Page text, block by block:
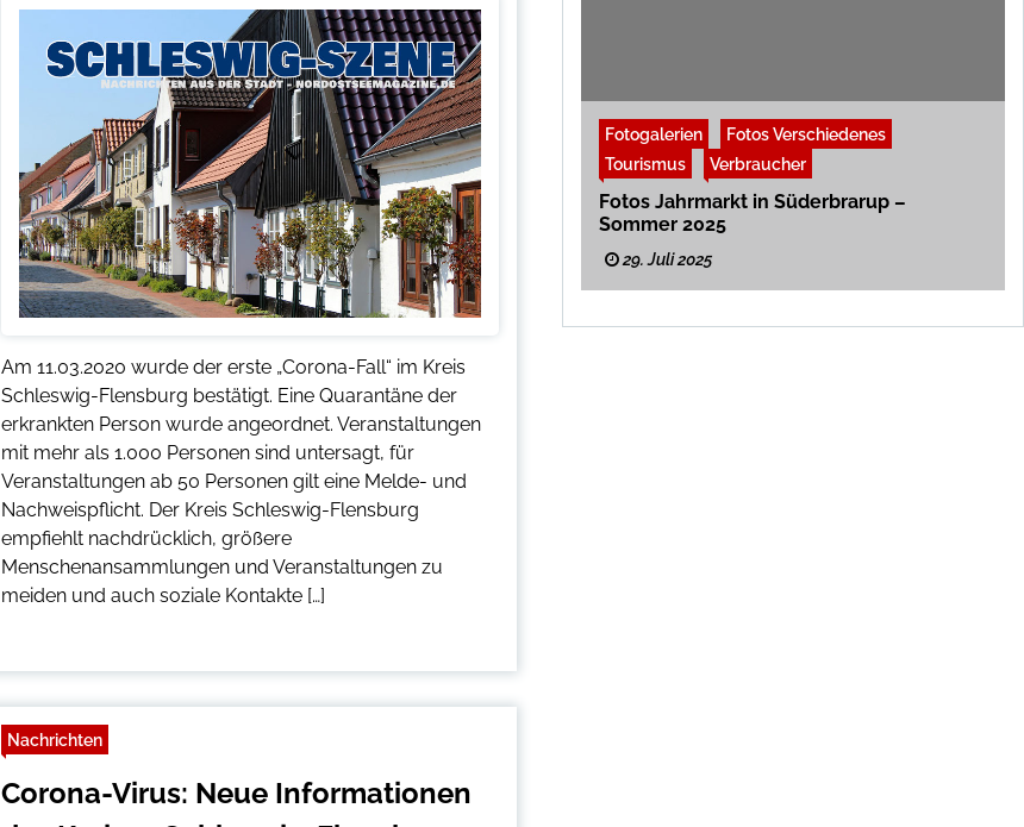
Am 11.03.2020 wurde der erste „Corona-Fall“ im Kreis
Schleswig-Flensburg bestätigt. Eine Quarantäne der
erkrankten Person wurde angeordnet. Veranstaltungen
mit mehr als 1.000 Personen sind untersagt, für
Veranstaltungen ab 50 Personen gilt eine Melde- und
Nachweispflicht. Der Kreis Schleswig-Flensburg
empfiehlt nachdrücklich, größere
Menschenansammlungen und Veranstaltungen zu
meiden und auch soziale Kontakte […]
Nachrichten
Corona-Virus: Neue Informationen
Fotogalerien
Fotos Verschiedenes
Tourismus
Verbraucher
Fotos Jahrmarkt in Süderbrarup –
Sommer 2025
29. Juli 2025